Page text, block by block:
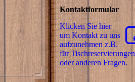
Kontaktformular
Klicken Sie hier
um Kontakt zu uns
aufzunehmen z.B.
für Tisch­re­ser­vie­rungen
oder anderen Fragen.